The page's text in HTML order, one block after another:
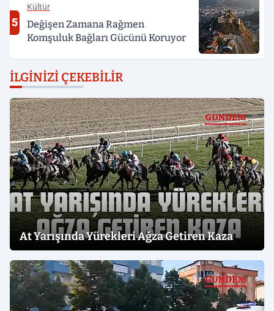
5
Kültür
Değişen Zamana Rağmen
Komşuluk Bağları Gücünü Koruyor
İLGINIZI ÇEKEBILIR
At Yarışında Yürekleri Ağza Getiren Kaza